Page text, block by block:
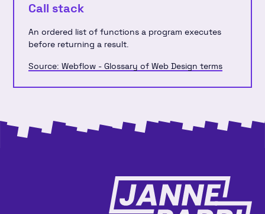
Call stack
An ordered list of functions a program executes
before returning a result.
Source: Webflow - Glossary of Web Design terms